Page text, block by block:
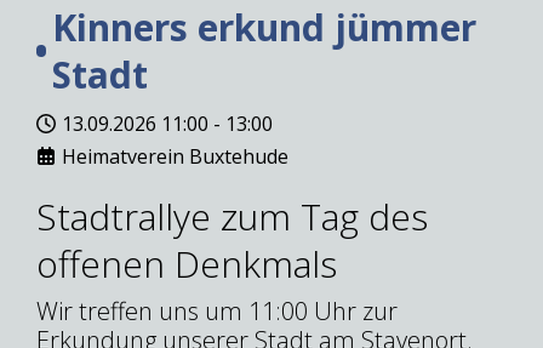
Kinners erkund jümmer
Stadt
13.09.2026 11:00 - 13:00
Heimatverein Buxtehude
Stadtrallye zum Tag des
offenen Denkmals
Wir treffen uns um 11:00 Uhr zur
Erkundung unserer Stadt am Stavenort.